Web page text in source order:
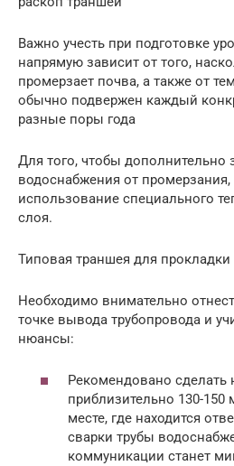
Важно учесть при подготовке
напрямую зависит от того,
промерзает почва, а также от
обычно подвержен каждый
разные поры года
Для того, чтобы дополнительно
водоснабжения от промерзания,
использование специального
слоя.
Типовая траншея для
Необходимо внимательно
точке вывода трубопровода и
нюансы:
Рекомендовано сделать
приблизительно 130-
месте, где находится
сварки трубы
коммуникации станет